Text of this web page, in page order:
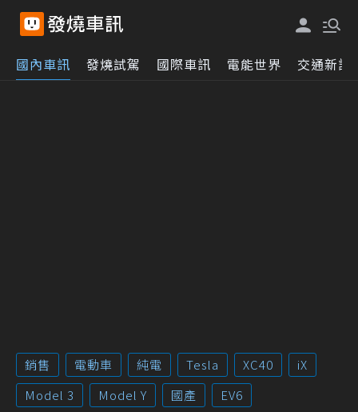
國內車訊 發燒試駕 國際車訊 電能世界 交通新訊
銷售 電動車 純電 Tesla XC40
iX
Model 3
Model Y 國產 EV6